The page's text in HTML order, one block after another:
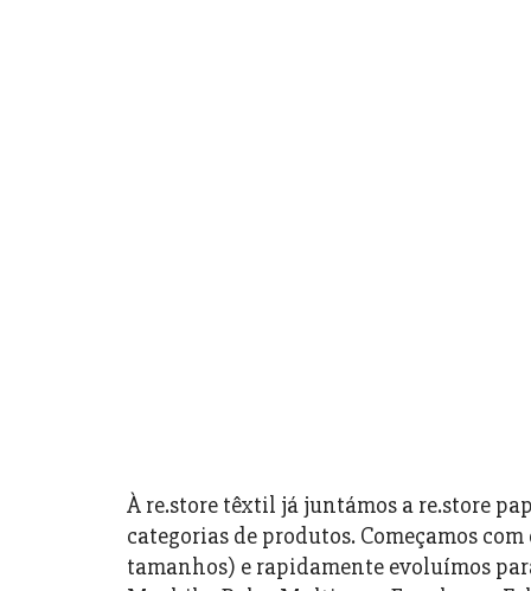
À re.store têxtil já juntámos a re.store
categorias de produtos. Começamos
tamanhos) e rapidamente evoluímos